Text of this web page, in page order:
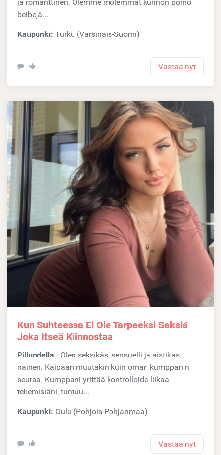
ja romanttinen. Olemme molemmat kunnon pomo
beibejä...
Kaupunki: Turku (Varsinais-Suomi)
Vastaa nyt
Kun Suhteessa Ei Ole Tarpeeksi Seksiä
Joka Itseä Kiinnostaa
Pillundella : Olen seksikäs, sensuelli ja aistikas
nainen. Kaipaan muutakin kuin oman kumppanin
seuraa. Kumppani yrittää kontrolloida liikaa
tekemisiäni, tuntuu...
Kaupunki: Oulu (Pohjois-Pohjanmaa)
Vastaa nyt